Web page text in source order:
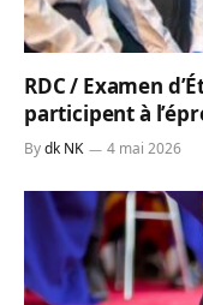
RDC / Examen
participent à
Bydk NK 4 mai 2026